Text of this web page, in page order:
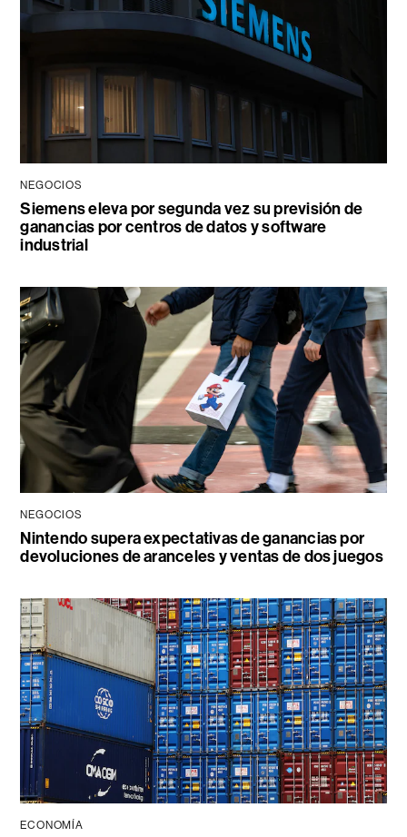
NEGOCIOS
Siemens eleva por segunda vez su previsión de
ganancias por centros de datos y software
industrial
NEGOCIOS
Nintendo supera expectativas de ganancias por
devoluciones de aranceles y ventas de dos juegos
ECONOMÍA